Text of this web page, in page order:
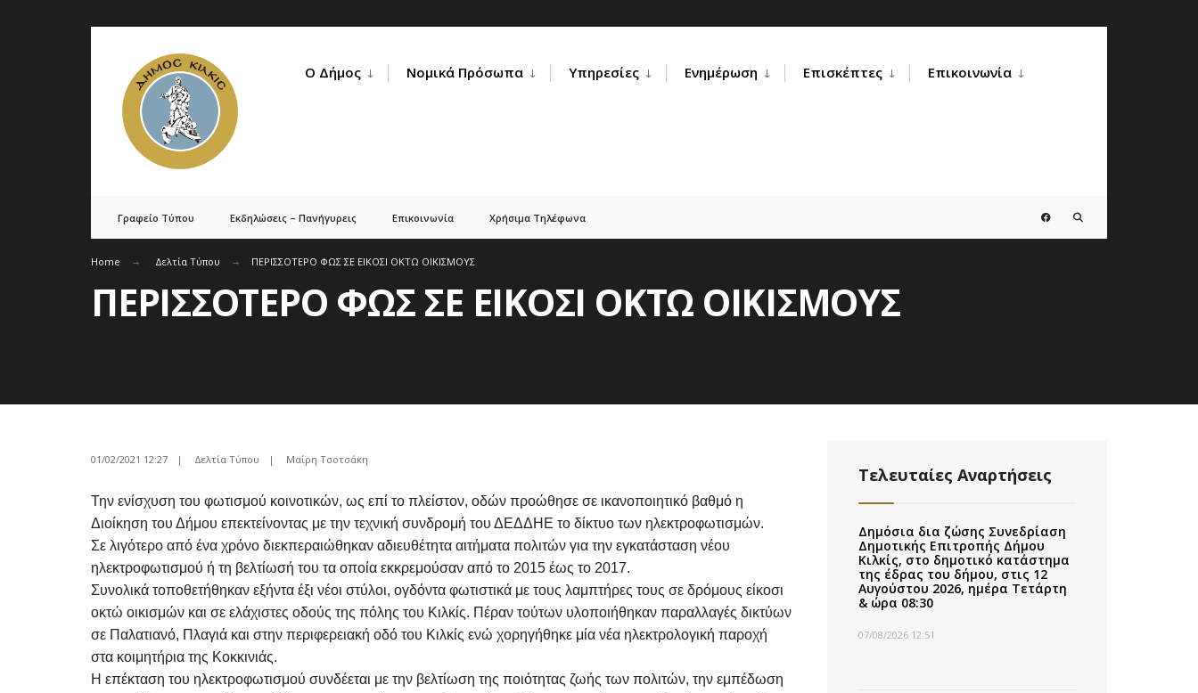
content
Ο Δήμος Νομικά Πρόσωπα Υπηρεσίες Ενημέρωση Επισκέπτες Επικοινωνία
Γραφείο Τύπου Εκδηλώσεις – Πανήγυρεις Επικοινωνία Χρήσιμα Τηλέφωνα
Home Δελτία Τύπου ΠΕΡΙΣΣΟΤΕΡΟ ΦΩΣ ΣΕ ΕΙΚΟΣΙ ΟΚΤΩ ΟΙΚΙΣΜΟΥΣ
ΠΕΡΙΣΣΟΤΕΡΟ ΦΩΣ ΣΕ ΕΙΚΟΣΙ ΟΚΤΩ ΟΙΚΙΣΜΟΥΣ
01/02/2021 12:27 | Δελτία Τύπου | Μαίρη Τσοτσάκη
Την ενίσχυση του φωτισμού κοινοτικών, ως επί το πλείστον, οδών προώθησε σε ικανοποιητικό βαθμό η
Διοίκηση του Δήμου επεκτείνοντας με την τεχνική συνδρομή του ΔΕΔΔΗΕ το δίκτυο των ηλεκτροφωτισμών.
Σε λιγότερο από ένα χρόνο διεκπεραιώθηκαν αδιευθέτητα αιτήματα πολιτών για την εγκατάσταση νέου
ηλεκτροφωτισμού ή τη βελτίωσή του τα οποία εκκρεμούσαν από το 2015 έως το 2017.
Συνολικά τοποθετήθηκαν εξήντα έξι νέοι στύλοι, ογδόντα φωτιστικά με τους λαμπτήρες τους σε δρόμους είκοσι
οκτώ οικισμών και σε ελάχιστες οδούς της πόλης του Κιλκίς. Πέραν τούτων υλοποιήθηκαν παραλλαγές δικτύων
σε Παλατιανό, Πλαγιά και στην περιφερειακή οδό του Κιλκίς ενώ χορηγήθηκε μία νέα ηλεκτρολογική παροχή
στα κοιμητήρια της Κοκκινιάς.
Η επέκταση του ηλεκτροφωτισμού συνδέεται με την βελτίωση της ποιότητας ζωής των πολιτών, την εμπέδωση
Τελευταίες Αναρτήσεις
Δημόσια δια ζώσης Συνεδρίαση
Δημοτικής Επιτροπής Δήμου
Κιλκίς, στο δημοτικό κατάστημα
της έδρας του δήμου, στις 12
Αυγούστου 2026, ημέρα Τετάρτη
& ώρα 08:30
07/08/2026 12:51